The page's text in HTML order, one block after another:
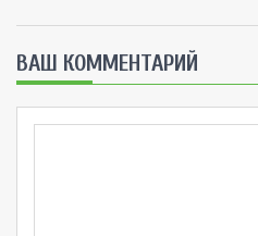
ВАШ КОММЕНТАРИЙ